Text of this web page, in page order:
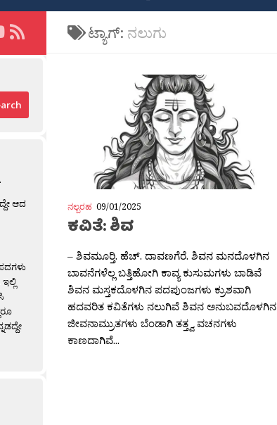
ಟ್ಯಾಗ್: ನಲುಗು
ನಲ್ಬರಹ 09/01/2025
ಕವಿತೆ: ಶಿವ
– ಶಿವಮೂರ‍್ತಿ. ಹೆಚ್. ದಾವಣಗೆರೆ. ಶಿವನ ಮನದೊಳಗಿನ
ಬಾವನೆಗಳೆಲ್ಲ ಬತ್ತಿಹೋಗಿ ಕಾವ್ಯ ಕುಸುಮಗಳು ಬಾಡಿವೆ
ಶಿವನ ಮಸ್ತಕದೊಳಗಿನ ಪದಪುಂಜಗಳು ಕ್ರುಶವಾಗಿ
ಹದವರಿತ ಕವಿತೆಗಳು ನಲುಗಿವೆ ಶಿವನ ಅನುಬವದೊಳಗಿನ
ಜೀವನಾಮ್ರುತಗಳು ಬೆಂಡಾಗಿ ತತ್ತ್ವ ವಚನಗಳು
ಕಾಣದಾಗಿವೆ...
ಆದ